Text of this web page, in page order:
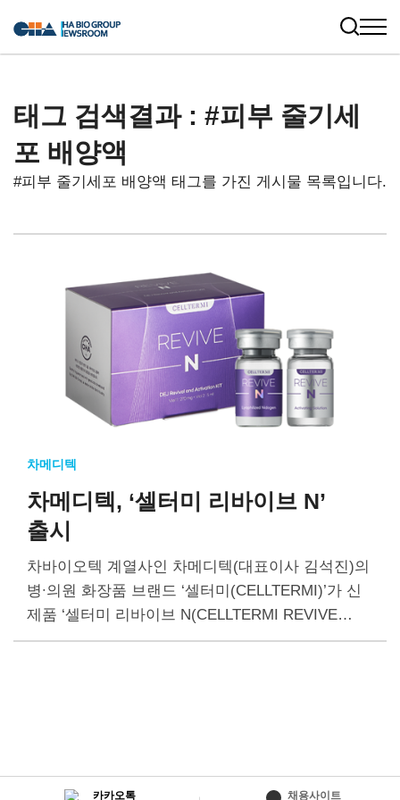
태그 검색결과 : #피부 줄기세
포 배양액
#피부 줄기세포 배양액 태그를 가진 게시물 목록입니다.
차메디텍
차메디텍, ‘셀터미 리바이브 N’
출시
차바이오텍 계열사인 차메디텍(대표이사 김석진)의
병∙의원 화장품 브랜드 ‘셀터미(CELLTERMI)’가 신
제품 ‘셀터미 리바이브 N(CELLTERMI REVIVE
N)’을 출시했다 셀터미 리바이브 N은 국내에서는 최
카카오톡 채용사이트